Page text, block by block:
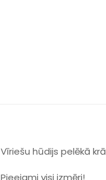
Vīriešu hūdijs pelēkā
Pieejami visi izmēri!